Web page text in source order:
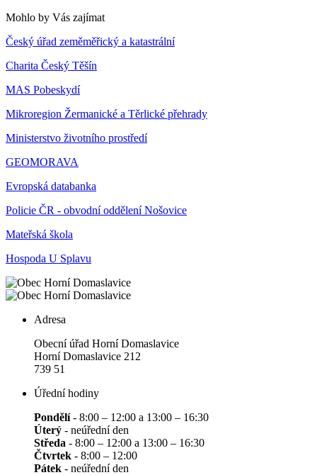
Mohlo by Vás zajímat
Český úřad zeměměřický a katastrální
Charita Český Těšín
MAS Pobeskydí
Mikroregion Žermanické a Těrlické přehrady
Ministerstvo životního prostředí
GEOMORAVA
Evropská databanka
Policie ČR - obvodní oddělení Nošovice
Mateřská škola
Hospoda U Splavu
Adresa
Obecní úřad Horní Domaslavice
Horní Domaslavice 212
739 51
Úřední hodiny
Pondělí- 8:00 – 12:00 a 13:00 – 16:30
Úterý - neúřední den
Středa - 8:00 – 12:00 a 13:00 – 16:30
Čtvrtek - 8:00 – 12:00
Pátek - neúřední den